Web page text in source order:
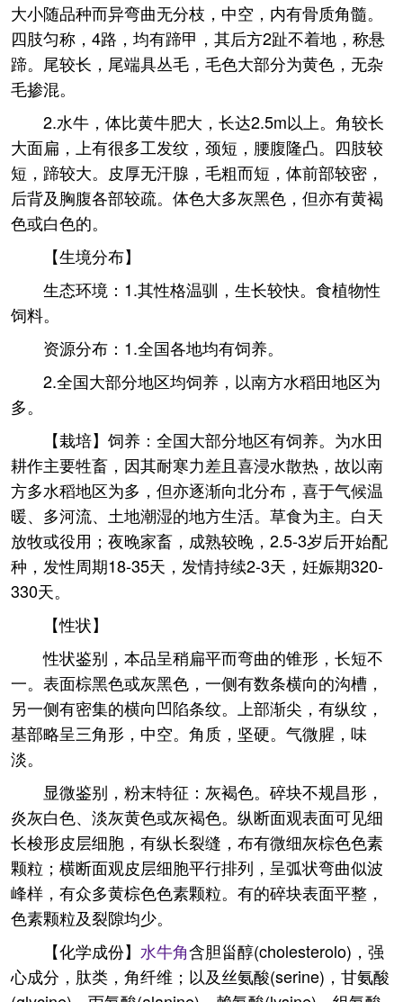
大小随品种而异弯曲无分枝，中空，内有骨质角髓。
四肢匀称，4路，均有蹄甲，其后方2趾不着地，称悬
蹄。尾较长，尾端具丛毛，毛色大部分为黄色，无杂
毛掺混。
2.水牛，体比黄牛肥大，长达2.5m以上。角较长
大面扁，上有很多工发纹，颈短，腰腹隆凸。四肢较
短，蹄较大。皮厚无汗腺，毛粗而短，体前部较密，
后背及胸腹各部较疏。体色大多灰黑色，但亦有黄褐
色或白色的。
【生境分布】
生态环境：1.其性格温驯，生长较快。食植物性
饲料。
资源分布：1.全国各地均有饲养。
2.全国大部分地区均饲养，以南方水稻田地区为
多。
【栽培】饲养：全国大部分地区有饲养。为水田
耕作主要牲畜，因其耐寒力差且喜浸水散热，故以南
方多水稻地区为多，但亦逐渐向北分布，喜于气候温
暖、多河流、土地潮湿的地方生活。草食为主。白天
放牧或役用；夜晚家畜，成熟较晚，2.5-3岁后开始配
种，发性周期18-35天，发情持续2-3天，妊娠期320-
330天。
【性状】
性状鉴别，本品呈稍扁平而弯曲的锥形，长短不
一。表面棕黑色或灰黑色，一侧有数条横向的沟槽，
另一侧有密集的横向凹陷条纹。上部渐尖，有纵纹，
基部略呈三角形，中空。角质，坚硬。气微腥，味
淡。
显微鉴别，粉末特征：灰褐色。碎块不规昌形，
炎灰白色、淡灰黄色或灰褐色。纵断面观表面可见细
长梭形皮层细胞，有纵长裂缝，布有微细灰棕色色素
颗粒；横断面观皮层细胞平行排列，呈弧状弯曲似波
峰样，有众多黄棕色色素颗粒。有的碎块表面平整，
色素颗粒及裂隙均少。
【化学成份】 水牛角含胆甾醇(cholesterolo)，强
心成分，肽类，角纤维；以及丝氨酸(serine)，甘氨酸